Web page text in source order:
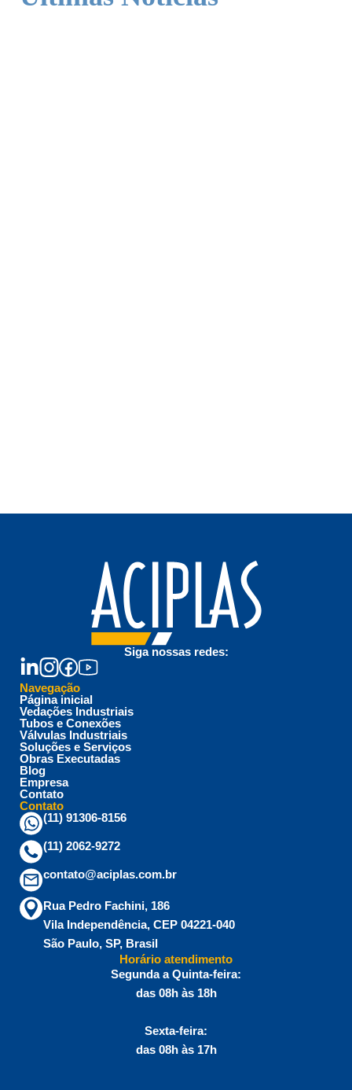
Siga nossas redes:
Navegação
Página inicial
Vedações Industriais
Tubos e Conexões
Válvulas Industriais
Soluções e Serviços
Obras Executadas
Blog
Empresa
Contato
Contato
(11) 91306-8156
(11) 2062-9272
contato@aciplas.com.br
Rua Pedro Fachini, 186
Vila Independência, CEP 04221-040
São Paulo, SP, Brasil
Horário atendimento
Segunda a Quinta-feira:
das 08h às 18h
Sexta-feira:
das 08h às 17h